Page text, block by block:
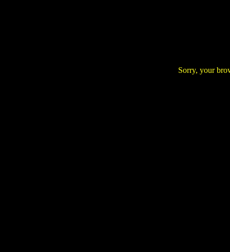
Sorry, your